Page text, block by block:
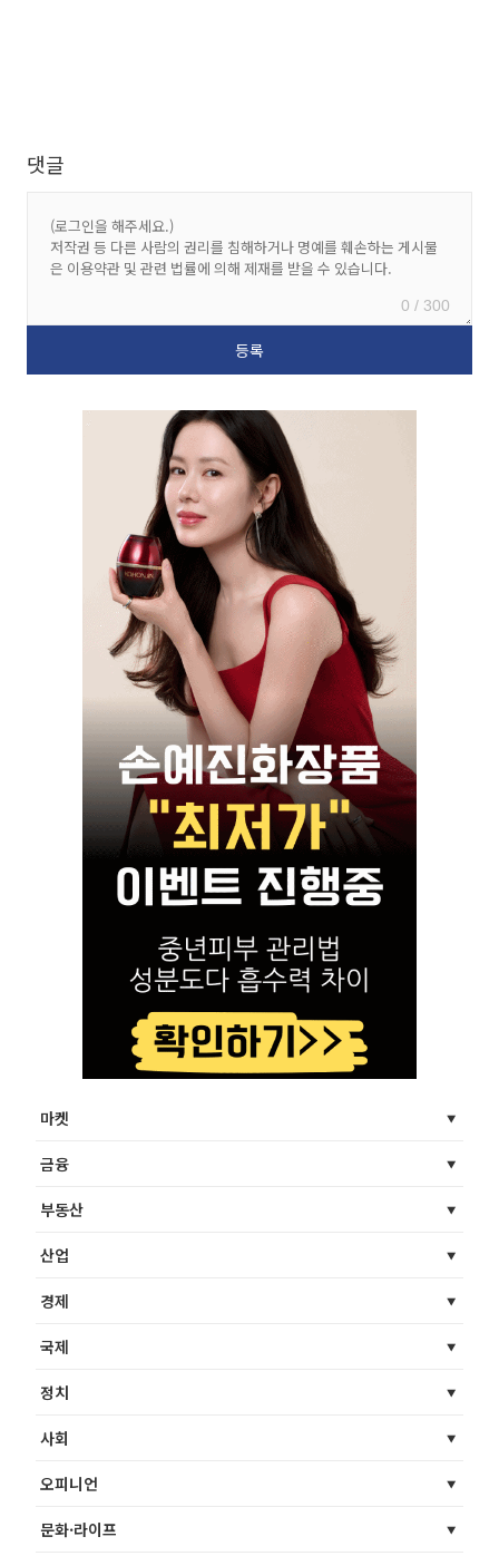
댓글
0 / 300
마켓
금융
부동산
산업
경제
국제
정치
사회
오피니언
문화·라이프